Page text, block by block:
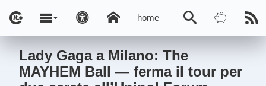
home
Lady Gaga a Milano: The
MAYHEM Ball — ferma il tour per